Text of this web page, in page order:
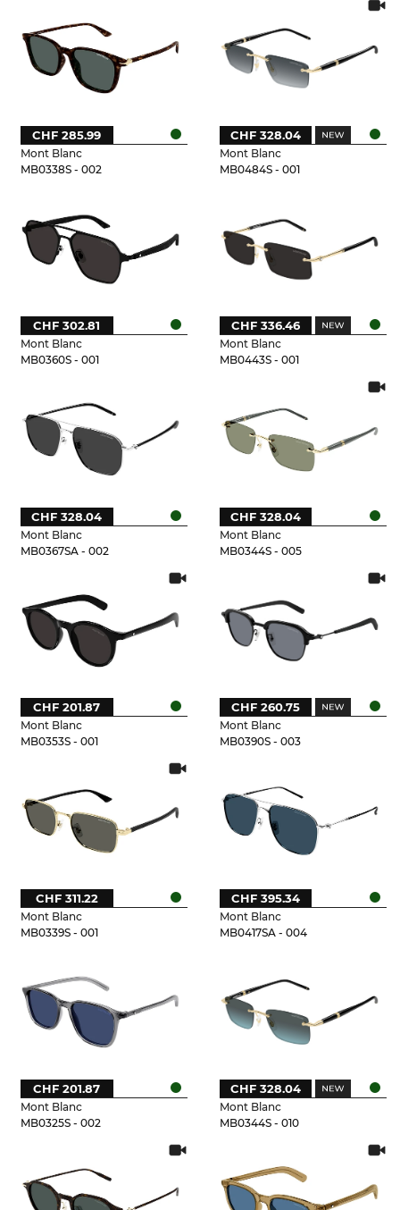
Mont Blanc
MB0338S - 002
CHF 285.99
Mont Blanc
MB0484S - 001
CHF 328.04
Mont Blanc
MB0360S - 001
CHF 302.81
Mont Blanc
MB0443S - 001
CHF 336.46
Mont Blanc
MB0367SA - 002
CHF 328.04
Mont Blanc
MB0344S - 005
CHF 328.04
Mont Blanc
MB0353S - 001
CHF 201.87
Mont Blanc
MB0390S - 003
CHF 260.75
Mont Blanc
MB0339S - 001
CHF 311.22
Mont Blanc
MB0417SA - 004
CHF 395.34
Mont Blanc
MB0325S - 002
CHF 201.87
Mont Blanc
MB0344S - 010
CHF 328.04